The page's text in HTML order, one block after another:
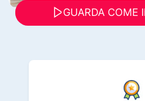
GUARDA COME